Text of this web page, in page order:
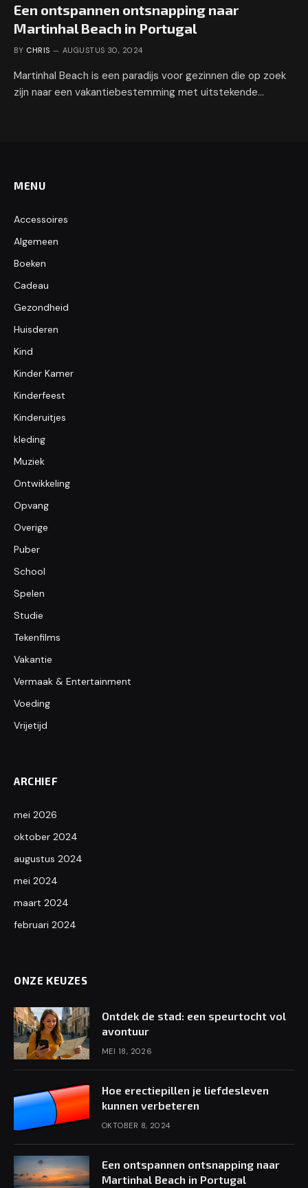
Een ontspannen ontsnapping naar
Martinhal Beach in Portugal
BY CHRIS AUGUSTUS 30, 2024
Martinhal Beach is een paradijs voor gezinnen die op zoek
zijn naar een vakantiebestemming met uitstekende…
MENU
Accessoires
Algemeen
Boeken
Cadeau
Gezondheid
Huisderen
Kind
Kinder Kamer
Kinderfeest
Kinderuitjes
kleding
Muziek
Ontwikkeling
Opvang
Overige
Puber
School
Spelen
Studie
Tekenfilms
Vakantie
Vermaak & Entertainment
Voeding
Vrijetijd
ARCHIEF
mei 2026
oktober 2024
augustus 2024
mei 2024
maart 2024
februari 2024
ONZE KEUZES
Ontdek de stad: een speurtocht vol
avontuur
MEI 18, 2026
Hoe erectiepillen je liefdesleven
kunnen verbeteren
OKTOBER 8, 2024
Een ontspannen ontsnapping naar
Martinhal Beach in Portugal